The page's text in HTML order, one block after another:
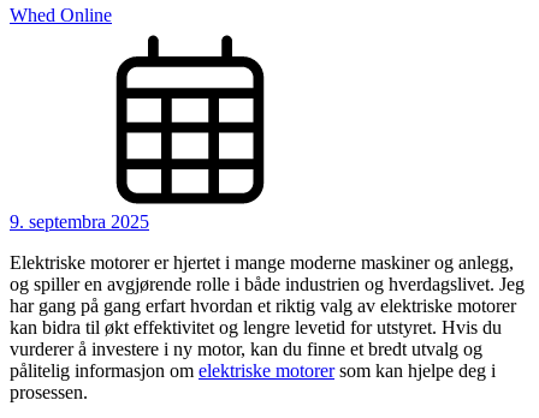
Whed Online
9. septembra 2025
Elektriske motorer er hjertet i mange moderne maskiner og anlegg,
og spiller en avgjørende rolle i både industrien og hverdagslivet. Jeg
har gang på gang erfart hvordan et riktig valg av elektriske motorer
kan bidra til økt effektivitet og lengre levetid for utstyret. Hvis du
vurderer å investere i ny motor, kan du finne et bredt utvalg og
pålitelig informasjon om elektriske motorersom kan hjelpe deg i
prosessen.